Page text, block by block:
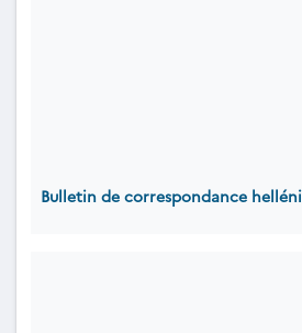
Bulletin de correspondance